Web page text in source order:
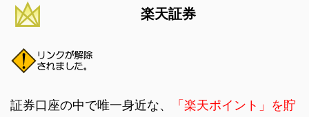
楽天証券
証券口座の中で唯一身近な、
「楽天ポイント」を貯